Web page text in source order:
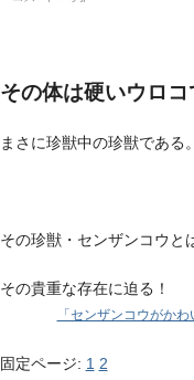
その体は硬いウロ
まさに珍獣中の珍獣である。
その珍獣・センザンコウと
その貴重な存在に迫る！
「センザンコウがか
固定ページ: 1 2